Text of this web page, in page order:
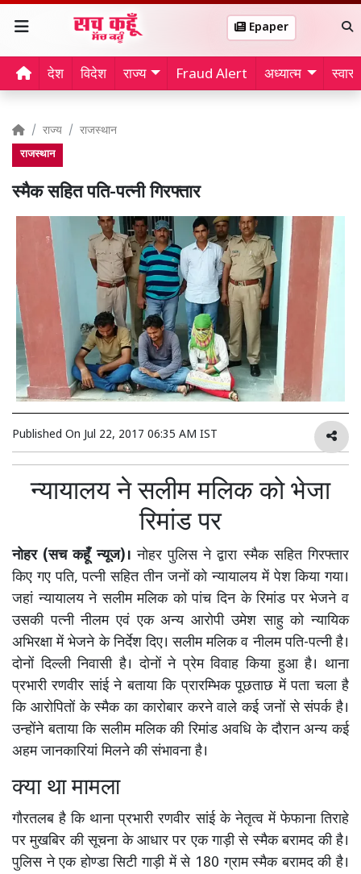
Epaper
देश विदेश राज्य Fraud Alert अध्यात्म
राज्य राजस्थान
राजस्थान
स्मैक सहित पति-पत्नी गिरफ्तार
Published On Jul 22, 2017 06:35 AM IST
न्यायालय ने सलीम मलिक को भेजा
रिमांड पर
नोहर (सच कहूँ न्यूज)। नोहर पुलिस ने द्वारा स्मैक सहित गिरफ्तार
किए गए पति, पत्नी सहित तीन जनों को न्यायालय में पेश किया गया।
जहां न्यायालय ने सलीम मलिक को पांच दिन के रिमांड पर भेजने व
उसकी पत्नी नीलम एवं एक अन्य आरोपी उमेश साहु को न्यायिक
अभिरक्षा में भेजने के निर्देश दिए। सलीम मलिक व नीलम पति-पत्नी है।
दोनों दिल्ली निवासी है। दोनों ने प्रेम विवाह किया हुआ है। थाना
प्रभारी रणवीर सांई ने बताया कि प्रारम्भिक पूछताछ में पता चला है
कि आरोपितों के स्मैक का कारोबार करने वाले कई जनों से संपर्क है।
उन्होंने बताया कि सलीम मलिक की रिमांड अवधि के दौरान अन्य कई
अहम जानकारियां मिलने की संभावना है।
क्या था मामला
गौरतलब है कि थाना प्रभारी रणवीर सांई के नेतृत्व में फेफाना तिराहे
पर मुखबिर की सूचना के आधार पर एक गाड़ी से स्मैक बरामद की है।
पुलिस ने एक होण्डा सिटी गाड़ी में से 180 ग्राम स्मैक बरामद की है।